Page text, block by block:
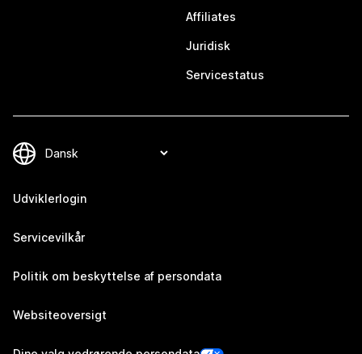
Affiliates
Juridisk
Servicestatus
Udviklerlogin
Servicevilkår
Politik om beskyttelse af persondata
Websiteoversigt